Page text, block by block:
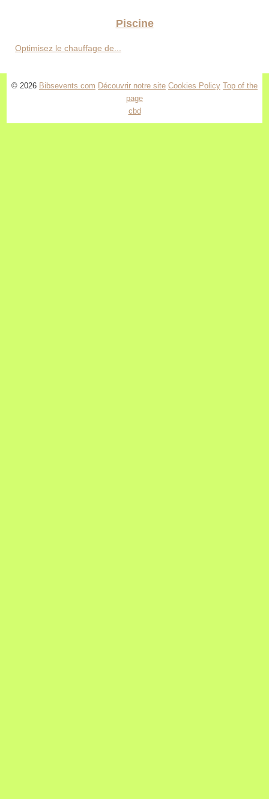
Piscine
Optimisez le chauffage de...
© 2026 Bibsevents.com Découvrir notre site Cookies Policy Top of the
page
cbd